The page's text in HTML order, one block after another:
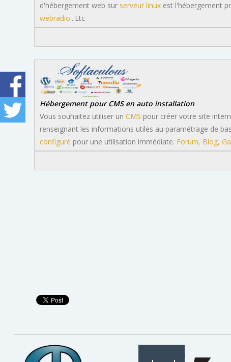
d'hébergement web sur serveur linux est l'hébergement
webradio...Etc
Hébergement pour CMS en auto installation
Vous souhaitez utiliser unCMS pour créer votre site
renseignant les informations utiles au paramétrage de
configuré pour une utilisation immédiate. Forum, Blog,